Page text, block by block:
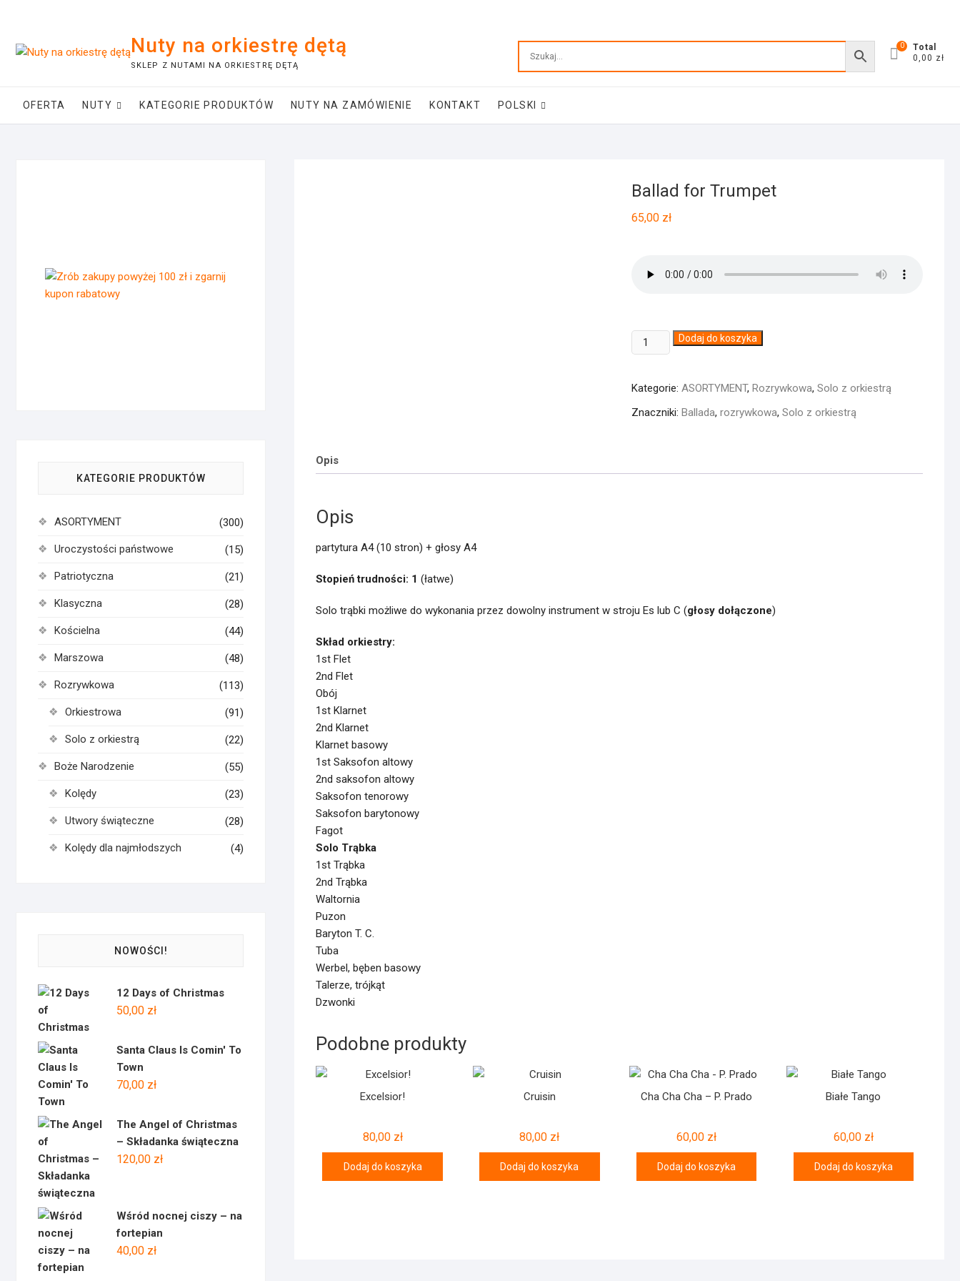
content
Nuty na orkiestrę dętą
SKLEP Z NUTAMI NA ORKIESTRĘ DĘTĄ
0
Total
0,00 zł
OFERTA NUTY KATEGORIE PRODUKTÓW NUTY NA ZAMÓWIENIE KONTAKT POLSKI
Ballad for Trumpet
65,00 zł
ilość
Ballad
Trumpet
Dodaj do koszyka
Kategorie: ASORTYMENT, Rozrywkowa, Solo z orkiestrą
Znaczniki: Ballada, rozrywkowa, Solo z orkiestrą
Opis
Opis
partytura A4 (10 stron) + głosy A4
Stopień trudności: 1 (łatwe)
Solo trąbki możliwe do wykonania przez dowolny instrument w stroju Es lub C (głosy dołączone)
Skład orkiestry:
1st Flet
2nd Flet
Obój
1st Klarnet
2nd Klarnet
Klarnet basowy
1st Saksofon altowy
2nd saksofon altowy
Saksofon tenorowy
Saksofon barytonowy
Fagot
Solo Trąbka
1st Trąbka
2nd Trąbka
Waltornia
Puzon
Baryton T. C.
Tuba
Werbel, bęben basowy
Talerze, trójkąt
Dzwonki
Podobne produkty
Excelsior!
80,00 zł
Dodaj do koszyka
Cruisin
80,00 zł
Dodaj do koszyka
Cha Cha Cha – P. Prado
60,00 zł
Dodaj do koszyka
Białe Tango
60,00 zł
Dodaj do koszyka
KATEGORIE PRODUKTÓW
ASORTYMENT (300)
Uroczystości państwowe (15)
Patriotyczna (21)
Klasyczna (28)
Kościelna (44)
Marszowa (48)
Rozrywkowa (113)
Orkiestrowa (91)
Solo z orkiestrą (22)
Boże Narodzenie (55)
Kolędy (23)
Utwory świąteczne (28)
Kolędy dla najmłodszych (4)
NOWOŚCI!
12 Days of Christmas
50,00 zł
Santa Claus Is Comin' To
Town
70,00 zł
The Angel of Christmas
– Składanka świąteczna
120,00 zł
Wśród nocnej ciszy – na
fortepian
40,00 zł